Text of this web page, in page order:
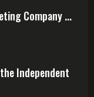
Company ...
Independent